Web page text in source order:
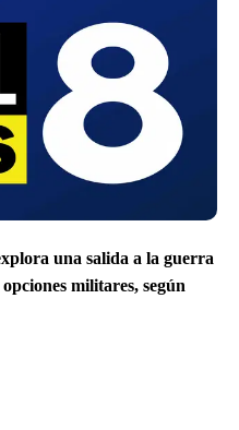
una salida a la guerra
militares, según